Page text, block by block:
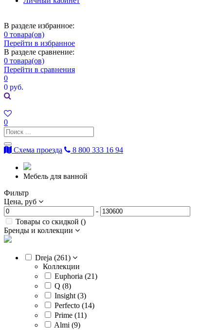
В разделе избранное:
0 товара(ов)
Перейти в избранное
В разделе сравнение:
0 товара(ов)
Перейти в сравнения
0
0 руб.
0
Схема проезда 8 800 333 16 94
Мебель для ванной
Фильтр
Цена, руб
-
Товары со скидкой ()
Бренды и коллекции
Dreja (261)
Коллекции
Euphoria (21)
Q (8)
Insight (3)
Perfecto (14)
Prime (11)
Almi (9)